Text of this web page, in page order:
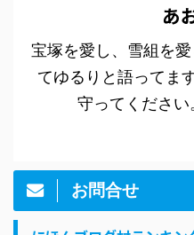
あ
宝塚を愛し、雪組を
てゆるりと語ってま
守ってください
お問合せ